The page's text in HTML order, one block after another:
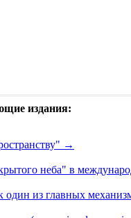
издания:
→
неба" в
из главных